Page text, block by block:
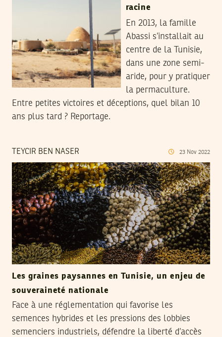
racine
En 2013, la famille
Abassi s’installait au
centre de la Tunisie,
dans une zone semi-
aride, pour y pratiquer
la permaculture.
Entre petites victoires et déceptions, quel bilan 10
ans plus tard ? Reportage.
TEYCIR BEN NASER 23 Nov 2022
Les graines paysannes en Tunisie, un enjeu de
souveraineté nationale
Face à une réglementation qui favorise les
semences hybrides et les pressions des lobbies
semenciers industriels, défendre la liberté d’accès